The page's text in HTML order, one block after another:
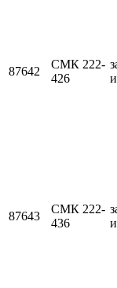
87642
СМК 222-
426
87643
СМК 222-
436